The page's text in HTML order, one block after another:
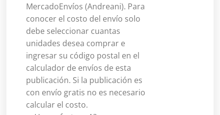
MercadoEnvíos (Andreani). Para
conocer el costo del envío solo
debe seleccionar cuantas
unidades desea comprar e
ingresar su código postal en el
calculador de envíos de esta
publicación. Si la publicación es
con envío gratis no es necesario
calcular el costo.